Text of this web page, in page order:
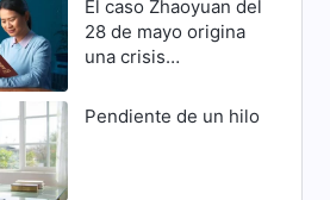
El caso Zhaoyuan del
28 de mayo origina
una crisis
Pendiente de un hilo